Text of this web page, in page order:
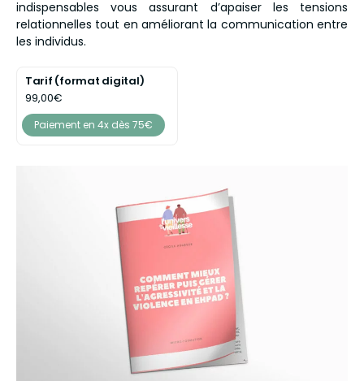
indispensables vous assurant d’apaiser les tensions
relationnelles tout en améliorant la communication entre
les individus.
Tarif (format digital)
99,00€
Paiement en 4x dès 75€